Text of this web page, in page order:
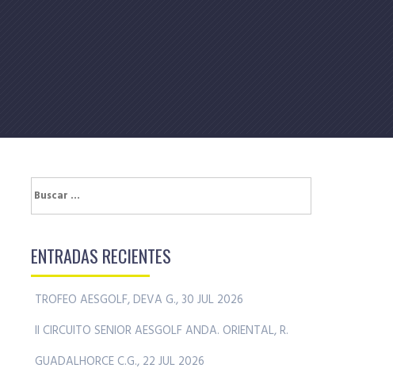
Buscar:
ENTRADAS RECIENTES
TROFEO AESGOLF, DEVA G., 30 JUL 2026
II CIRCUITO SENIOR AESGOLF ANDA. ORIENTAL, R.
GUADALHORCE C.G., 22 JUL 2026